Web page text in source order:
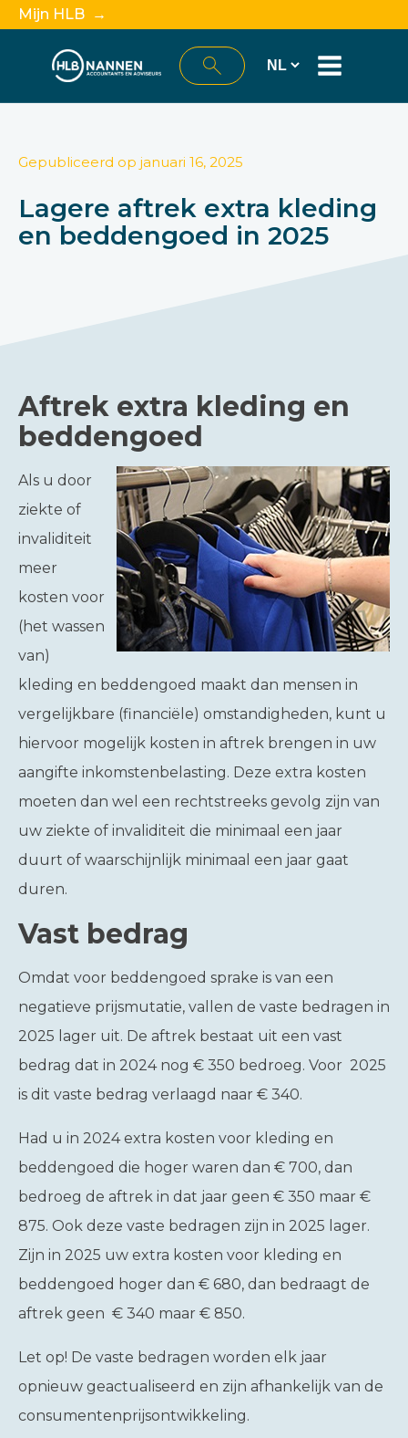
Mijn HLB →
Gepubliceerd op januari 16, 2025
Lagere aftrek extra kleding
en beddengoed in 2025
Aftrek extra kleding en
beddengoed
Als u door
ziekte of
invaliditeit
meer
kosten voor
(het wassen
van)
kleding en beddengoed maakt dan mensen in
vergelijkbare (financiële) omstandigheden, kunt u
hiervoor mogelijk kosten in aftrek brengen in uw
aangifte inkomstenbelasting. Deze extra kosten
moeten dan wel een rechtstreeks gevolg zijn van
uw ziekte of invaliditeit die minimaal een jaar
duurt of waarschijnlijk minimaal een jaar gaat
duren.
Vast bedrag
Omdat voor beddengoed sprake is van een
negatieve prijsmutatie, vallen de vaste bedragen in
2025 lager uit. De aftrek bestaat uit een vast
bedrag dat in 2024 nog € 350 bedroeg. Voor 2025
is dit vaste bedrag verlaagd naar € 340.
Had u in 2024 extra kosten voor kleding en
beddengoed die hoger waren dan € 700, dan
bedroeg de aftrek in dat jaar geen € 350 maar €
875. Ook deze vaste bedragen zijn in 2025 lager.
Zijn in 2025 uw extra kosten voor kleding en
beddengoed hoger dan € 680, dan bedraagt de
aftrek geen € 340 maar € 850.
Let op! De vaste bedragen worden elk jaar
opnieuw geactualiseerd en zijn afhankelijk van de
consumentenprijsontwikkeling.